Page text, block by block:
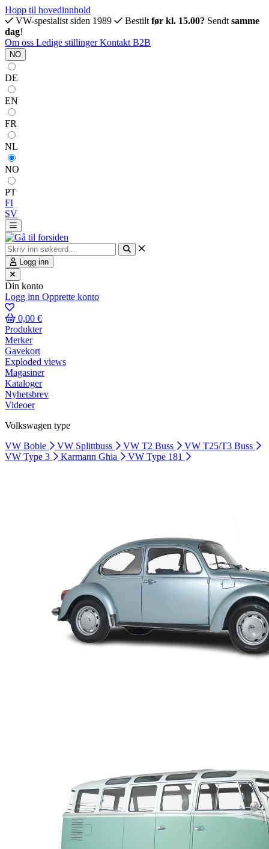
Hopp til hovedinnhold
VW-spesialist siden 1989
Bestilt før kl. 15.00? Sendt samme
dag!
Om oss Ledige stillingerKontakt B2B
NO
DE
EN
FR
NL
NO
PT
FI
SV
Logg inn
Din konto
Logg inn Opprette konto
0,00 €
Produkter
Merker
Gavekort
Exploded views
Magasiner
Kataloger
Nyhetsbrev
Videoer
Volkswagen type
VW Boble
VW Splittbuss VW T2 Buss
VW T25/T3 Buss
VW Type 3
Karmann Ghia VW Type 181